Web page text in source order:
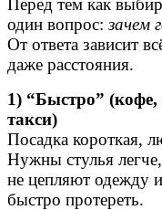
Перед тем как
один вопрос:зачем
От ответа зависит
даже расстояния.
1) “Быстро” (кофе,
такси)
Посадка короткая,
Нужны стулья
не цепляют одежду
быстро протереть.